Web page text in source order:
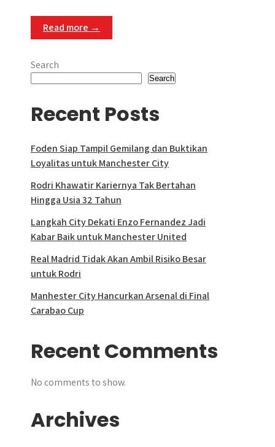
Read more →
Search
Search
Recent Posts
Foden Siap Tampil Gemilang dan Buktikan
Loyalitas untuk Manchester City
Rodri Khawatir Kariernya Tak Bertahan
Hingga Usia 32 Tahun
Langkah City Dekati Enzo Fernandez Jadi
Kabar Baik untuk Manchester United
Real Madrid Tidak Akan Ambil Risiko Besar
untuk Rodri
Manhester City Hancurkan Arsenal di Final
Carabao Cup
Recent Comments
No comments to show.
Archives